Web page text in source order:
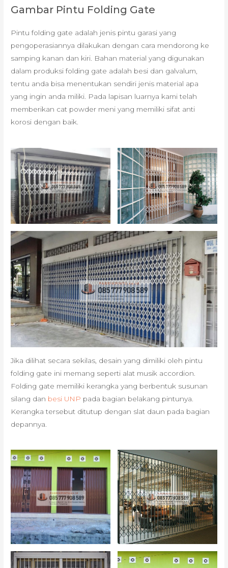
Gambar Pintu Folding Gate
Pintu folding gate adalah jenis pintu garasi yang
pengoperasiannya dilakukan dengan cara mendorong ke
samping kanan dan kiri. Bahan material yang digunakan
dalam produksi folding gate adalah besi dan galvalum,
tentu anda bisa menentukan sendiri jenis material apa
yang ingin anda miliki. Pada lapisan luarnya kami telah
memberikan cat powder meni yang memiliki sifat anti
korosi dengan baik.
Jika dilihat secara sekilas, desain yang dimiliki oleh pintu
folding gate ini memang seperti alat musik accordion.
Folding gate memiliki kerangka yang berbentuk susunan
silang dan besi UNP pada bagian belakang pintunya.
Kerangka tersebut ditutup dengan slat daun pada bagian
depannya.